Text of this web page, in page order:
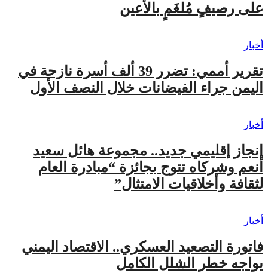
على رصيفٍ مُلغَمٍ بالأعين
أخبار
تقرير أممي: تضرر 39 ألف أسرة نازحة في
اليمن جراء الفيضانات خلال النصف الأول
أخبار
إنجاز إقليمي جديد.. مجموعة هائل سعيد
أنعم وشركاه تتوج بجائزة “مبادرة العام
لثقافة وأخلاقيات الامتثال”
أخبار
فاتورة التصعيد العسكري.. الاقتصاد اليمني
يواجه خطر الشلل الكامل